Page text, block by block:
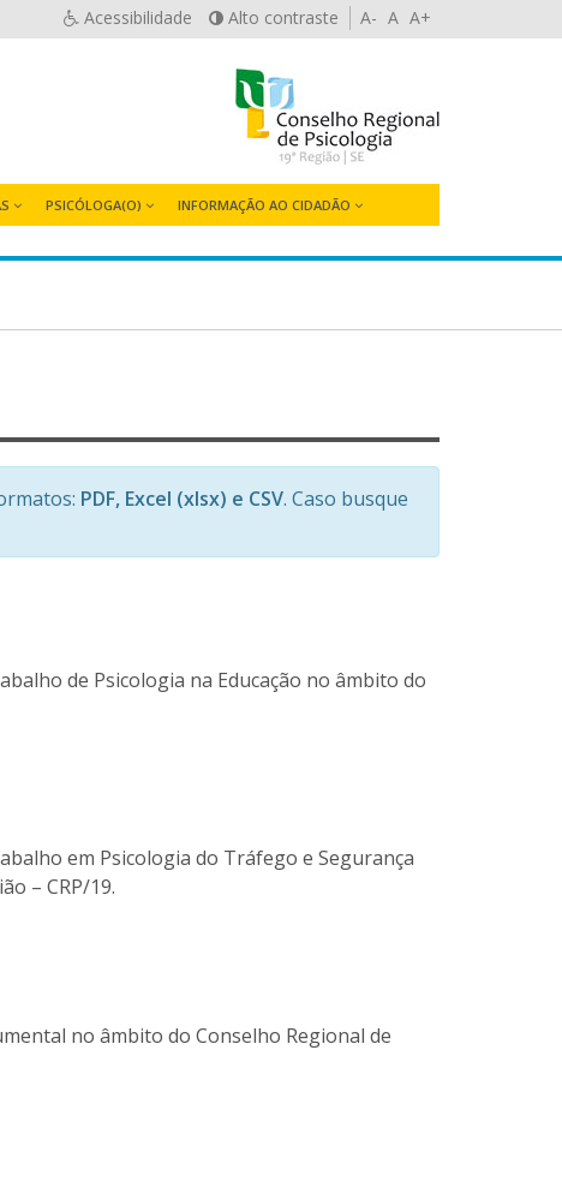
Acessibilidade Alto contraste A- A A+
PSICÓLOGA(O) INFORMAÇÃO AO CIDADÃO
PDF, Excel (xlsx) e CSV. Caso busque
de Psicologia na Educação no âmbito do
em Psicologia do Tráfego e Segurança
– CRP/19.
no âmbito do Conselho Regional de